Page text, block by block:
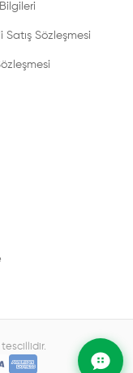
Satış Sözleşmesi
tescillidir.